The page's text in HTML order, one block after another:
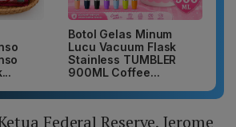
Botol Gelas Minum
Lucu Vacuum Flask
Stainless TUMBLER
900ML Coffee...
Federal Reserve, Jerome